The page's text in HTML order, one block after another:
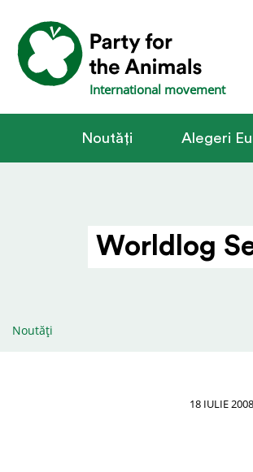
International movement
Noutăți Alegeri
Worldlog
Noutăți
18 IULIE 2008